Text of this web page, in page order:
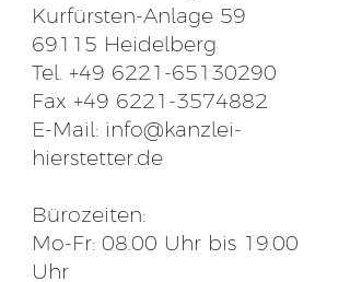
Kurfürsten-Anlage 59
69115 Heidelberg
Tel. +49 6221-65130290
Fax +49 6221-3574882
E-Mail: info@kanzlei-
hierstetter.de
Bürozeiten:
Mo-Fr: 08.00 Uhr bis 19.00
Uhr